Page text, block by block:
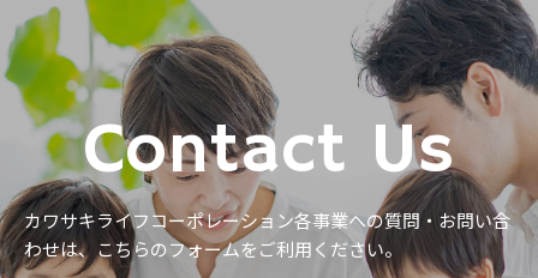
Contact Us
カワサキライフコーポレーション各事業への質問・お問い合
わせは、 こちらのフォームをご利用ください。